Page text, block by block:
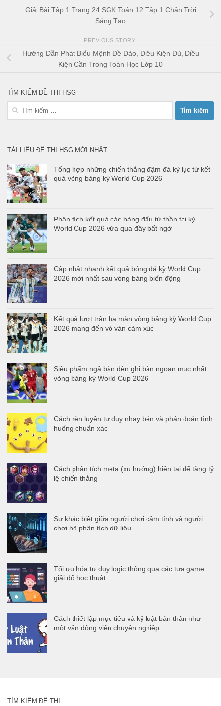
Giải Bài Tập 1 Trang 24 SGK Toán 12 Tập 1 Chân Trời
Sáng Tạo
PREVIOUS STORY
Hướng Dẫn Phát Biểu Mệnh Đề Đảo, Điều Kiện Đủ, Điều
Kiện Cần Trong Toán Học Lớp 10
TÌM KIẾM ĐỀ THI HSG
Tìm
TÀI LIỆU ĐỀ THI HSG MỚI NHẤT
Tổng hợp những chiến thắng đậm đà kỷ lục từ kết
quả vòng bảng kỳ World Cup 2026
Phân tích kết quả các bảng đấu tử thần tại kỳ
World Cup 2026 vừa qua đầy bất ngờ
Cập nhật nhanh kết quả bóng đá kỳ World Cup
2026 mới nhất sau vòng bảng biến động
Kết quả lượt trận hạ màn vòng bảng kỳ World Cup
2026 mang đến vô vàn cảm xúc
Siêu phẩm ngả bàn đèn ghi bàn ngoạn mục nhất
vòng bảng kỳ World Cup 2026
Cách rèn luyện tư duy nhạy bén và phán đoán tình
huống chuẩn xác
Cách phân tích meta (xu hướng) hiện tại để tăng tỷ
lệ chiến thắng
Sự khác biệt giữa người chơi cảm tính và người
chơi hệ phân tích dữ liệu
Tối ưu hóa tư duy logic thông qua các tựa game
giải đố học thuật
Cách thiết lập mục tiêu và kỷ luật bản thân như
một vận động viên chuyên nghiệp
TÌM KIẾM ĐỀ THI